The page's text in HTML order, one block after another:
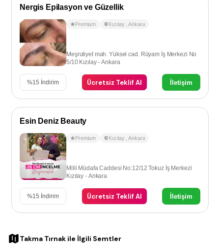
Nergis Epilasyon ve Güzellik
Premium Kızılay ,Ankara
Meşrutiyet mah. Yüksel cad. Rüyam İş Merkezi No
5/10 Kızılay - Ankara
%15 İndirim Ücretsiz Teklif Al İletişim
Esin Deniz Beauty
Premium Kızılay ,Ankara
Milli Müdafa Caddesi No:12/12 Tokuz İş Merkezi
Kızılay - Ankara
%15 İndirim Ücretsiz Teklif Al İletişim
Takma Tırnak ile İlgili Semtler